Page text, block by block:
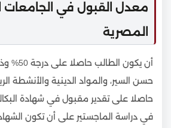
معدل القبول في الجامعات
المصرية
أن يكون
حسن السير، والمواد الدينية والأنشطة
حاصلا على تقدير مقبول في شهادة
في دراسة الماجستير على أن تكون